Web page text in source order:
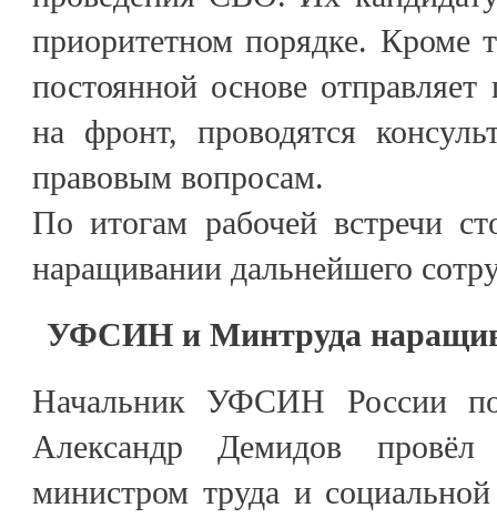
приоритетном порядке. Кроме
постоянной основе
на фронт, проводятся
правовым вопросам.
По итогам рабочей встречи
наращивании дальнейшего
УФСИН и Минтруда
Начальник УФСИН России по
Александр Демидов
министром труда и